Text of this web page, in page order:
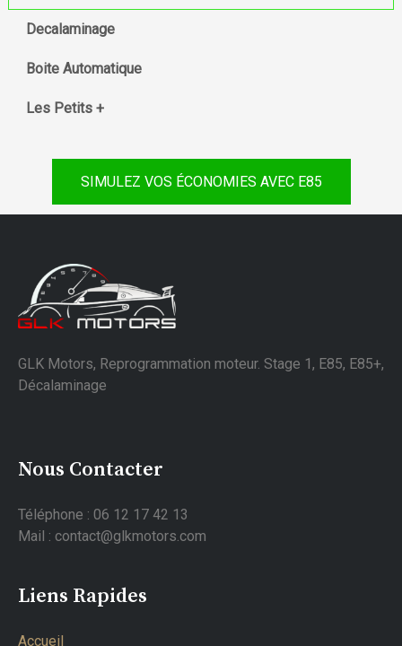
Decalaminage
Boite Automatique
Les Petits +
SIMULEZ VOS ÉCONOMIES AVEC E85
GLK Motors, Reprogrammation moteur. Stage 1, E85, E85+,
Décalaminage
Nous Contacter
Téléphone : 06 12 17 42 13
Mail : contact@glkmotors.com
Liens Rapides
Accueil